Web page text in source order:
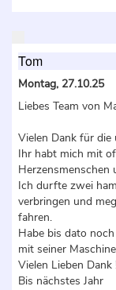
Tom
Montag, 27.10.25
Liebes Team von
Vielen Dank für die
Ihr habt mich mit
Herzensmenschen
Ich durfte zwei
verbringen und
fahren.
Habe bis dato
mit seiner
Vielen Lieben Dank
Bis nächstes Jahr